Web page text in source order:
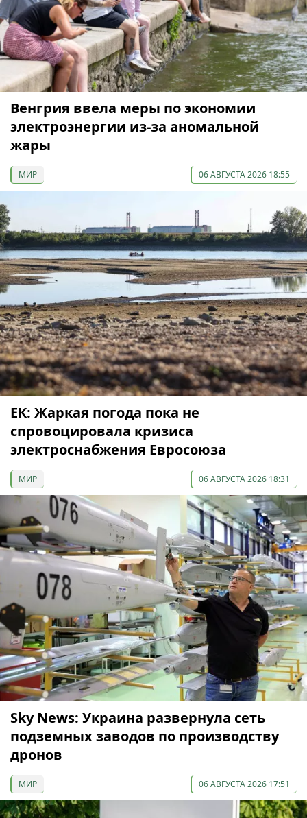
Венгрия ввела меры по экономии
электроэнергии из-за аномальной
жары
МИР 06 АВГУСТА 2026 18:55
ЕК: Жаркая погода пока не
спровоцировала кризиса
электроснабжения Евросоюза
МИР 06 АВГУСТА 2026 18:31
Sky News: Украина развернула сеть
подземных заводов по производству
дронов
МИР 06 АВГУСТА 2026 17:51